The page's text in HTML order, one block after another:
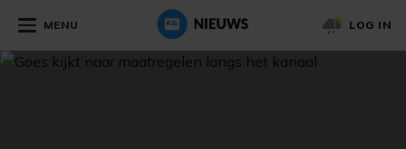
MENU LOG IN